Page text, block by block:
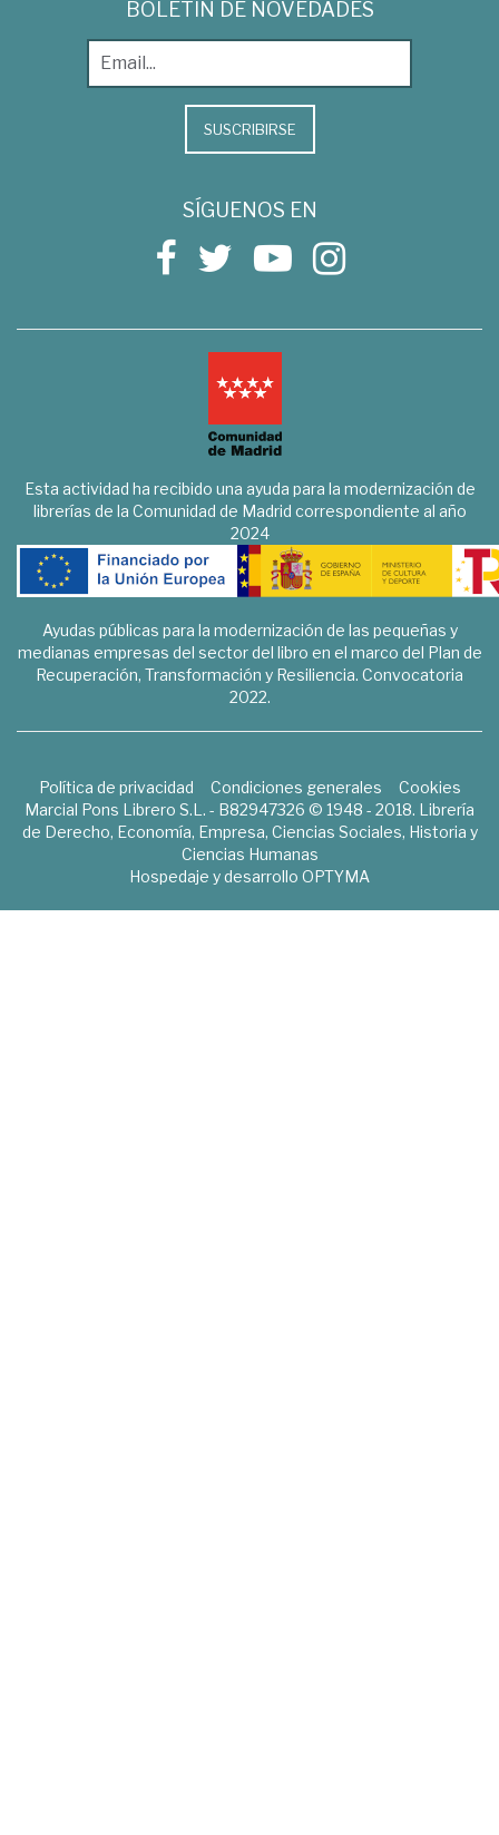
BOLETÍN DE NOVEDADES
SUSCRIBIRSE
SÍGUENOS EN
Esta actividad ha recibido una ayuda para la modernización de
librerías de la Comunidad de Madrid correspondiente al año
2024
Ayudas públicas para la modernización de las pequeñas y
medianas empresas del sector del libro en el marco del Plan de
Recuperación, Transformación y Resiliencia. Convocatoria
2022.
Política de privacidad Condiciones generales
Cookies
Marcial Pons Librero S.L. - B82947326 © 1948 - 2018. Librería
de Derecho, Economía, Empresa, Ciencias Sociales, Historia y
Ciencias Humanas
Hospedaje y desarrollo OPTYMA